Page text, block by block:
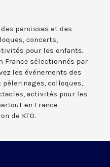
paroisses et des
concerts,
pour les enfants.
France sélectionnés par
les événements des
pèlerinages, colloques,
activités pour les
en France
de KTO.